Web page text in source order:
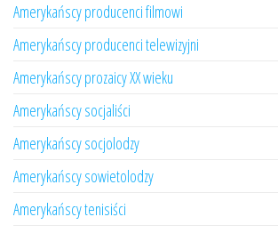
Amerykańscy producenci filmowi
Amerykańscy producenci telewizyjni
Amerykańscy prozaicy XX wieku
Amerykańscy socjaliści
Amerykańscy socjolodzy
Amerykańscy sowietolodzy
Amerykańscy tenisiści